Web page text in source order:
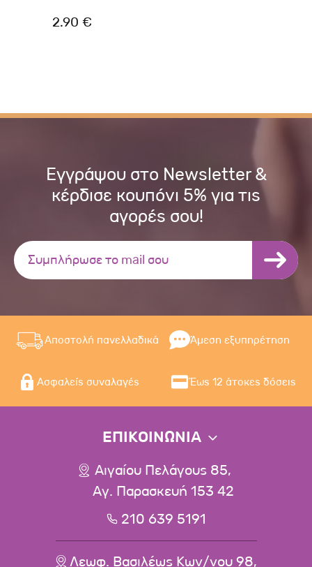
2.90 €
Εγγράψου στο Newsletter &
κέρδισε κουπόνι 5% για τις
αγορές σου!
Αποστολή πανελλαδικά Άμεση εξυπηρέτηση
Ασφαλείς συναλαγές Έως 12 άτοκες δόσεις
ΕΠΙΚΟΙΝΩΝΙΑ
Αιγαίου Πελάγους 85,
Αγ. Παρασκευή 153 42
210 639 5191
Λεωφ. Βασιλέως Κων/νου 98,